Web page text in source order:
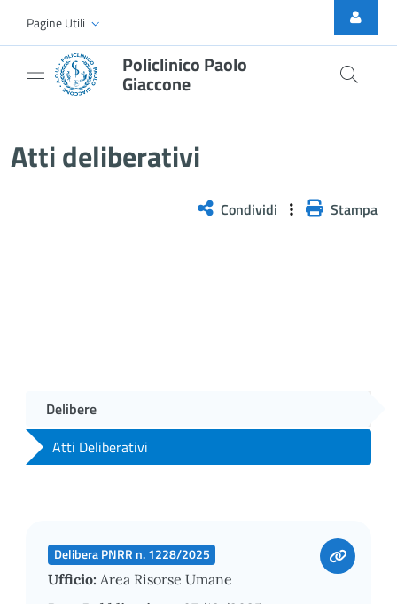
Skip to Main Content
Pagine Utili
Policlinico Paolo
Giaccone
Atti deliberativi
Condividi Stampa
Delibere
Atti Deliberativi
Delibera PNRR n. 1228/2025
Ufficio: Area Risorse Umane